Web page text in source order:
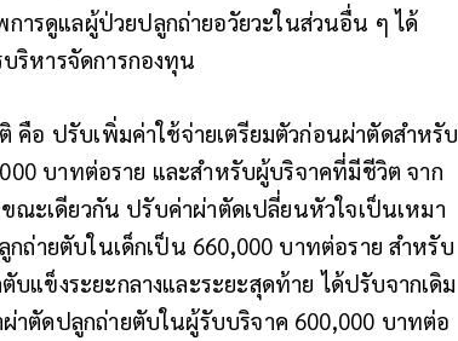
ารดูแลผู้ป่วยปลูกถ่ายอวัยวะในส่วนอื่น ๆ ได้
ริหารจัดการกองทุน
คือ ปรับเพิ่มค่าใช้จ่ายเตรียมตัวก่อนผ่าตัดสำหรับ
บาทต่อราย และสำหรับผู้บริจาคที่มีชีวิต จาก
ณะเดียวกัน ปรับค่าผ่าตัดเปลี่ยนหัวใจเป็นเหมา
ถ่ายตับในเด็กเป็น 660,000 บาทต่อราย สำหรับ
แข็งระยะกลางและระยะสุดท้าย ได้ปรับจากเดิม
าตัดปลูกถ่ายตับในผู้รับบริจาค 600,000 บาทต่อ